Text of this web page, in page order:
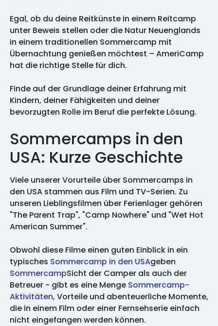
Egal, ob du deine Reitkünste in einem Reitcamp
unter Beweis stellen oder die Natur Neuenglands
in einem traditionellen Sommercamp mit
Übernachtung genießen möchtest – AmeriCamp
hat die richtige Stelle für dich.
Finde auf der Grundlage deiner Erfahrung mit
Kindern, deiner Fähigkeiten und deiner
bevorzugten Rolle im Beruf die perfekte Lösung.
Sommercamps in den
USA: Kurze Geschichte
Viele unserer Vorurteile über Sommercamps in
den USA stammen aus Film und TV-Serien. Zu
unseren Lieblingsfilmen über Ferienlager gehören
"The Parent Trap", "Camp Nowhere" und "Wet Hot
American Summer".
Obwohl diese Filme einen guten Einblick in ein
typisches Sommercamp in den USAgeben
SommercampSicht der Camper als auch der
Betreuer - gibt es eine Menge Sommercamp-
Aktivitäten, Vorteile und abenteuerliche Momente,
die in einem Film oder einer Fernsehserie einfach
nicht eingefangen werden können.